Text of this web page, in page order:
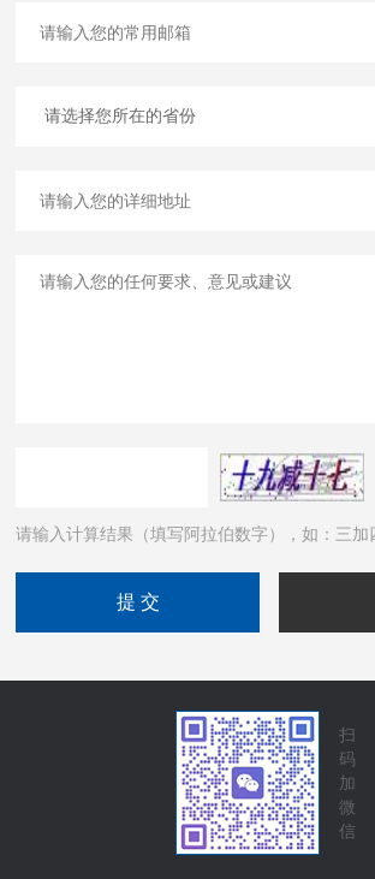
请输入计算结果（填写阿拉伯数字），如：三加
扫
码
加
微
信